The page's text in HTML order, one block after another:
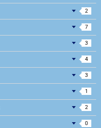
2
7
3
4
3
1
2
0